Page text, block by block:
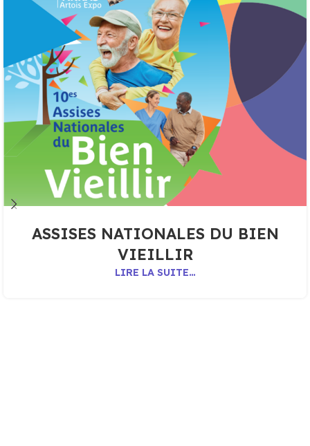
ASSISES NATIONALES DU BIEN
VIEILLIR
LIRE LA SUITE…